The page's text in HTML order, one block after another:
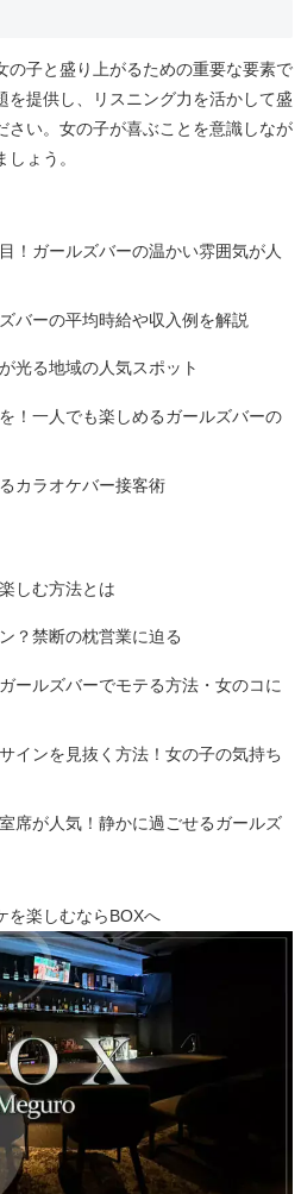
の子と盛り上がるための重要な要素で
を提供し、リスニング力を活かして盛
さい。女の子が喜ぶことを意識しなが
ょう。
！ガールズバーの温かい雰囲気が人
バーの平均時給や収入例を解説
光る地域の人気スポット
！一人でも楽しめるガールズバーの
カラオケバー接客術
しむ方法とは
？禁断の枕営業に迫る
ールズバーでモテる方法・女のコに
インを見抜く方法！女の子の気持ち
席が人気！静かに過ごせるガールズ
を楽しむならBOXへ